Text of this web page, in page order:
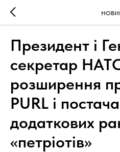
Президент і
секретар
розширення
PURL і
додаткових
«петріотів»